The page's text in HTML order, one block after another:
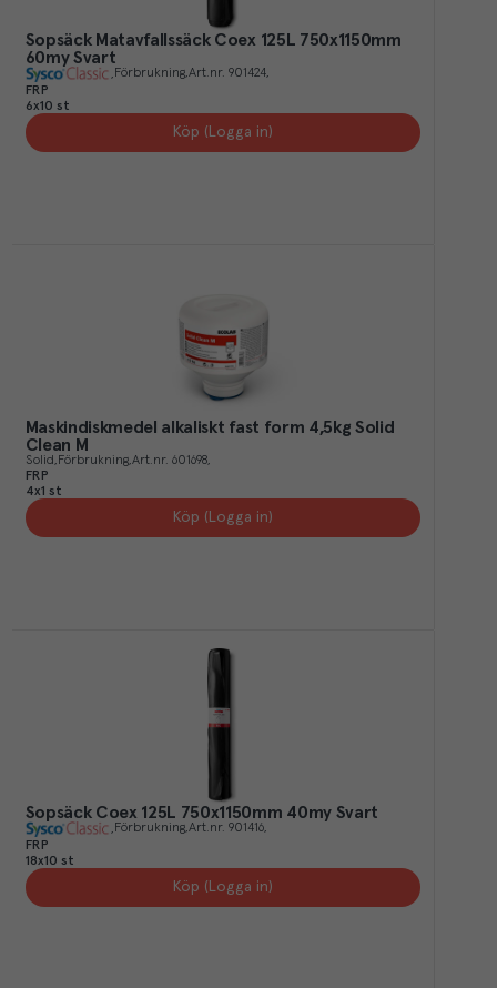
Sopsäck Matavfallssäck Coex 125L 750x1150mm
60my Svart
Förbrukning Art.nr. 901424
FRP
6x10 st
Köp (Logga in)
Maskindiskmedel alkaliskt fast form 4,5kg Solid
Clean M
Solid Förbrukning Art.nr. 601698
FRP
4x1 st
Köp (Logga in)
Sopsäck Coex 125L 750x1150mm 40my Svart
Förbrukning Art.nr. 901416
FRP
18x10 st
Köp (Logga in)